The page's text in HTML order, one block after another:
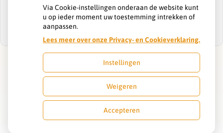
zien.
Cookie-instellingen wijzigen
Cookie-instellingen
Via Cookie-instellingen onderaan de website kunt
u op ieder moment uw toestemming intrekken of
aanpassen.
Lees meer over onze Privacy- en Cookieverklaring.
Instellingen
Weigeren
Accepteren